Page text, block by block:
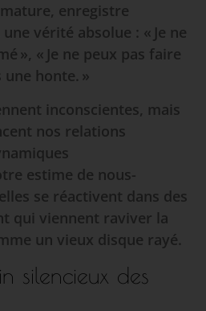
enregistre
vérité absolue : « Je ne
», « Je ne peux pas faire
une honte. »
inconscientes, mais
nos relations
estime de nous-
se réactivent dans des
qui viennent raviver la
un vieux disque rayé.
silencieux des